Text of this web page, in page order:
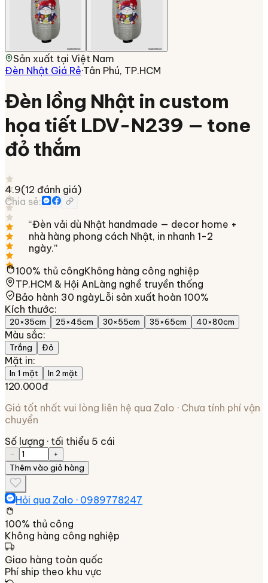
Sản xuất tại Việt Nam
Đèn Nhật Giá Rẻ·Tân Phú, TP.HCM
Đèn lồng Nhật in custom
họa tiết LDV-N239 — tone
đỏ thắm
4.9(12 đánh giá)
Chia sẻ:
“Đèn vải dù Nhật handmade — decor home +
nhà hàng phong cách Nhật, in nhanh 1-2
ngày.”
100% thủ côngKhông hàng công nghiệp
TP.HCM & Hội AnLàng nghề truyền thống
Bảo hành 30 ngàyLỗi sản xuất hoàn 100%
Kích thước:
20×35cm 25×45cm 30×55cm 35×65cm 40×80cm
Màu sắc:
Trắng Đỏ
Mặt in:
In 1 mặt In 2 mặt
120.000đ
Giá tốt nhất vui lòng liên hệ qua Zalo · Chưa tính phí vận
chuyển
Số lượng · tối thiểu 5 cái
−
+
Thêm vào giỏ hàng
Hỏi qua Zalo · 0989778247
100% thủ công
Không hàng công nghiệp
Giao hàng toàn quốc
Phí ship theo khu vực